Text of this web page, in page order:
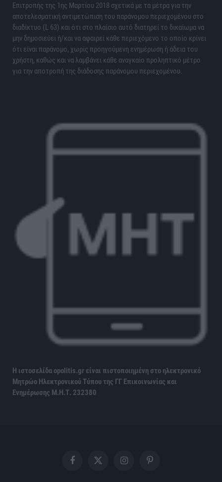
Επιτροπής της 1ης Μαρτίου 2018 σχετικά με τα μέτρα για την
αποτελεσματική αντιμετώπιση του παράνομου περιεχομένου στο
διαδίκτυο (L 63) και ότι στο πλαίσιο αυτό διατηρεί το δικαίωμα να
μην δημοσιεύει ή/και να αφαιρεί κάθε περιεχόμενο το οποίο κρίνει
ότι είναι παράνομο, χωρίς προηγούμενη ενημέρωση ή άδεια του
χρήστη, καθώς και να λαμβάνει κάθε αναγκαίο προληπτικό μέτρο
για την αποτροπή της διάδοσης παράνομου περιεχομένου.
Η ιστοσελίδα opolitis.gr είναι πιστοποιημένη στο ηλεκτρονικό
Μητρώο Ηλεκτρονικού Τύπου της ΓΓ Επικοινωνίας και
Ενημέρωσης Μ.Η.Τ. 232380
FacebookX
InstagramPinterest